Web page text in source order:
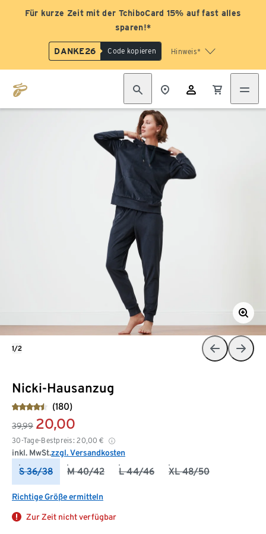
Für kurze Zeit mit der TchiboCard 15% auf fast alles
sparen!*
DANKE26 Code kopieren Hinweis*
Nicki-Hausanzug
(180)
39,99 20,00
30-Tage-Bestpreis: 20,00 €
inkl. MwSt.zzgl. Versandkosten
S 36/38 M 40/42 L 44/46 XL 48/50
Richtige Größe ermitteln
Zur Zeit nicht verfügbar
1/2